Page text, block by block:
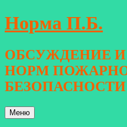
Перейти
к
Норма П.Б.
ОБСУЖДЕНИЕ И
НОРМ
БЕЗОПАСНОСТИ
Меню